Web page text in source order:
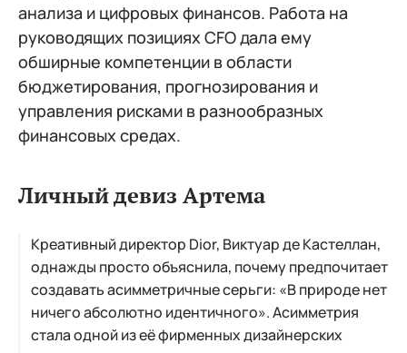
анализа и цифровых финансов. Работа на
руководящих позициях CFO дала ему
обширные компетенции в области
бюджетирования, прогнозирования и
управления рисками в разнообразных
финансовых средах.
Личный девиз Артема
Креативный директор Dior, Виктуар де Кастеллан,
однажды просто объяснила, почему предпочитает
создавать асимметричные серьги: «В природе нет
ничего абсолютно идентичного». Асимметрия
стала одной из её фирменных дизайнерских